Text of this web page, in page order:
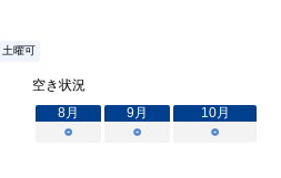
土曜可
空き状況
8月 9月 10月
○
○ ○